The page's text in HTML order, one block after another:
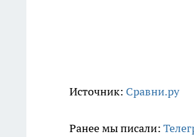
Источник: Сравни.ру
Ранее мы писали: